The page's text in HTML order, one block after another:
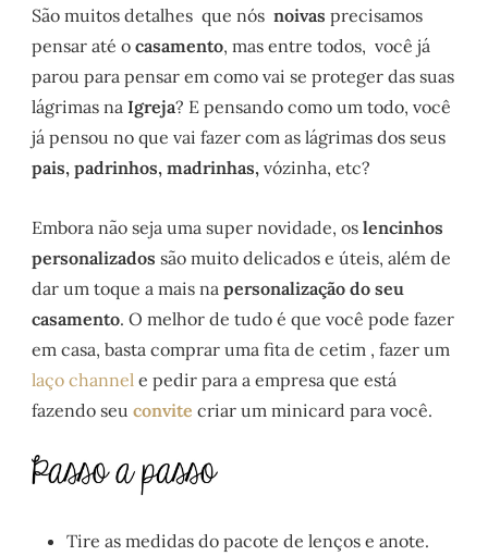
São muitos detalhes que nósnoivas precisamos
pensar até ocasamento, mas entre todos, você já
parou para pensar em como vai se proteger das suas
lágrimas naIgreja? E pensando como um todo, você
já pensou no que vai fazer com as lágrimas dos seus
pais, padrinhos, madrinhas, vózinha, etc?
Embora não seja uma super novidade, oslencinhos
personalizados são muito delicados e úteis, além de
dar um toque a mais napersonalização do seu
casamento. O melhor de tudo é que você pode fazer
em casa, basta comprar uma fita de cetim , fazer um
laço channel e pedir para a empresa que está
fazendo seuconvite criar um minicard para você.
Tire as medidas do pacote de lenços e anote.